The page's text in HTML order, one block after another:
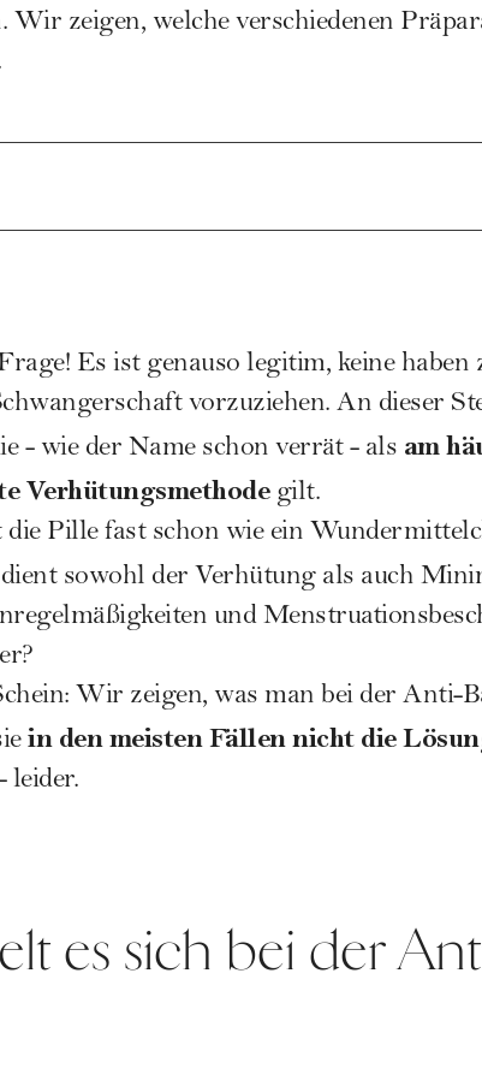
zeigen, welche verschiedenen
Es ist genauso legitim, keine haben
vorzuziehen. An dieser
- wie der Name schon verrät - als am
Verhütungsmethodegilt.
Pille fast schon wie ein
dient sowohl der Verhütung als auch
und
Wir zeigen, was man bei der Anti-
in den meisten Fällen nicht die
leider.
es sich bei der